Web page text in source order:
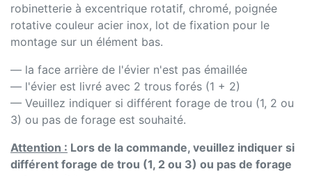
robinetterie à excentrique rotatif, chromé, poignée
rotative couleur acier inox, lot de fixation pour le
montage sur un élément bas.
— la face arrière de l'évier n'est pas émaillée
— l'évier est livré avec 2 trous forés (1 + 2)
— Veuillez indiquer si différent forage de trou (1, 2 ou
3) ou pas de forage est souhaité.
Attention : Lors de la commande, veuillez indiquer si
différent forage de trou (1, 2 ou 3) ou pas de forage